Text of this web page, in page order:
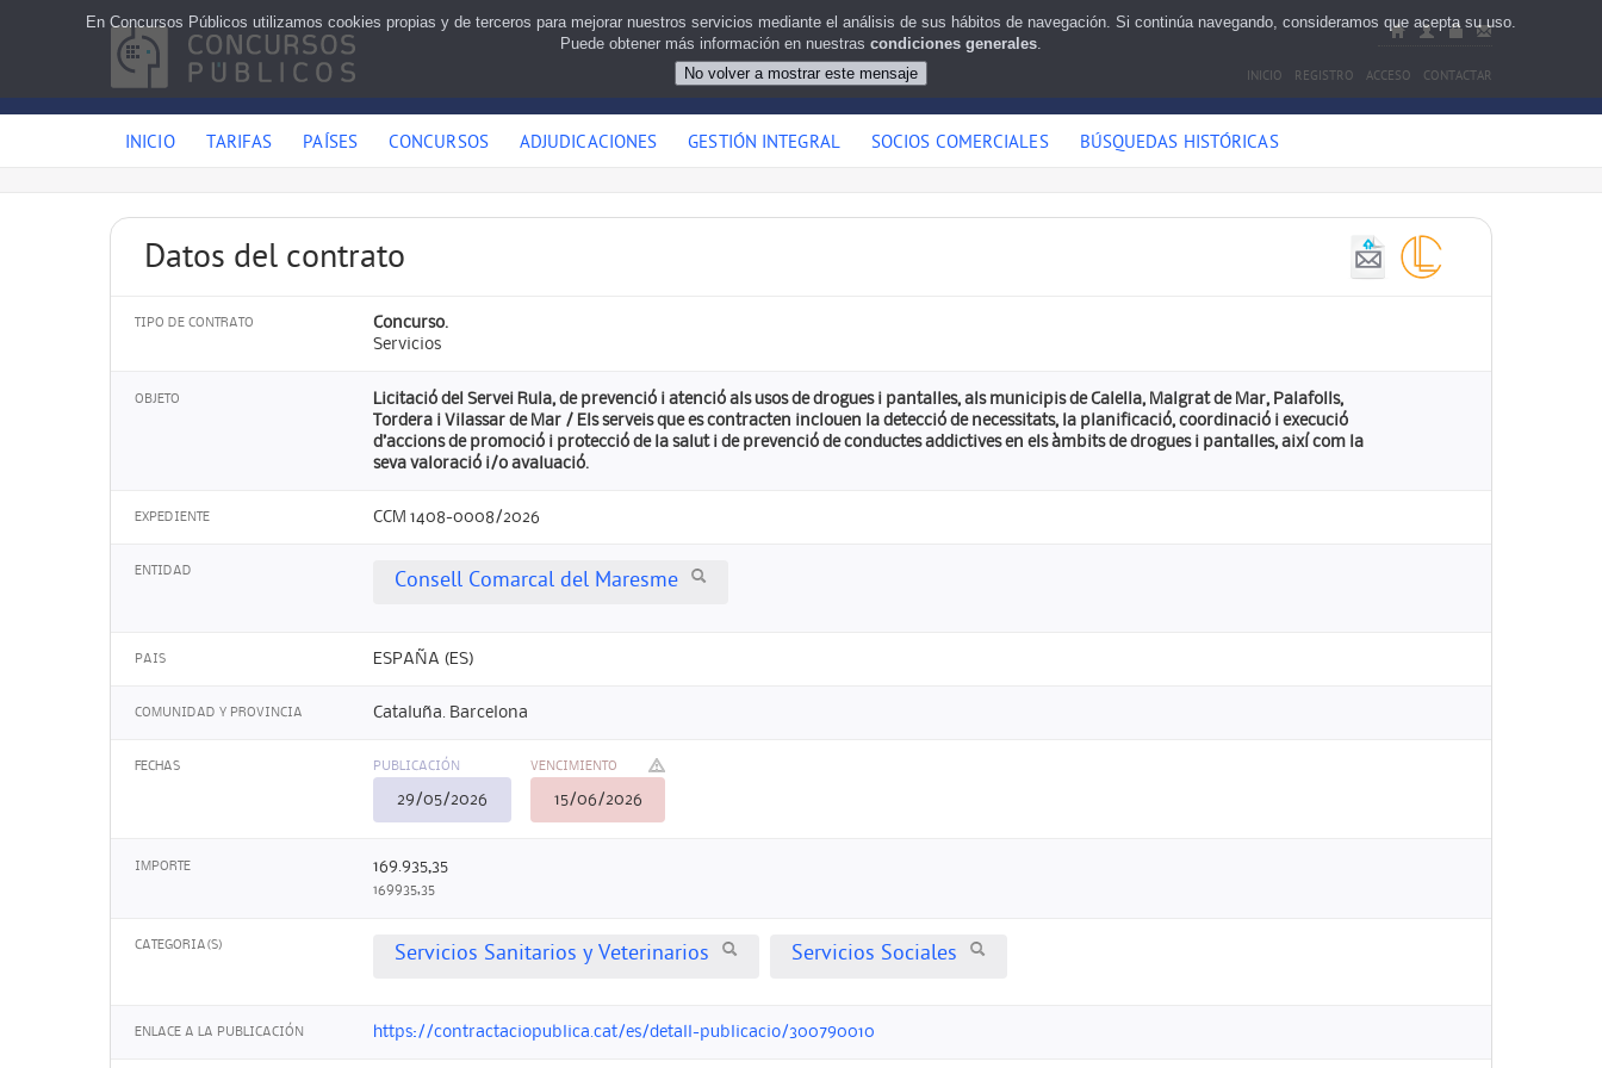
INICIO REGISTRO ACCESO CONTACTAR
INICIO TARIFAS PAÍSES CONCURSOS ADJUDICACIONES GESTIÓN INTEGRAL SOCIOS COMERCIALES BÚSQUEDAS HISTÓRICAS
Datos del contrato
TIPO DE CONTRATO
Concurso.
Servicios
OBJETO
Licitació del Servei Rula, de prevenció i atenció als usos de drogues i pantalles, als municipis de Calella, Malgrat de Mar, Palafolls,
Tordera i Vilassar de Mar / Els serveis que es contracten inclouen la detecció de necessitats, la planificació, coordinació i execució
d’accions de promoció i protecció de la salut i de prevenció de conductes addictives en els àmbits de drogues i pantalles, així com la
seva valoració i/o avaluació.
EXPEDIENTE CCM 1408-0008/2026
ENTIDAD Consell Comarcal del Maresme
PAIS ESPAÑA (ES)
COMUNIDAD Y PROVINCIA Cataluña. Barcelona
FECHAS PUBLICACIÓN
29/05/2026
VENCIMIENTO
15/06/2026
IMPORTE 169.935,35
169935,35
CATEGORIA(S) Servicios Sanitarios y Veterinarios Servicios Sociales
ENLACE A LA PUBLICACIÓN https://contractaciopublica.cat/es/detall-publicacio/300790010
En Concursos Públicos utilizamos cookies propias y de terceros para mejorar nuestros servicios mediante el análisis de sus hábitos de navegación. Si continúa navegando, consideramos que acepta su uso.
Puede obtener más información en nuestras condiciones generales.